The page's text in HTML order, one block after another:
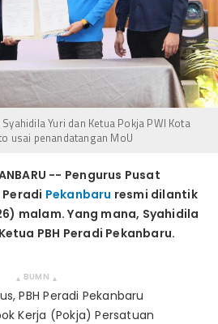
Yuri dan Ketua Pokja PWI Kota
usai penandatangan MoU
-- Pengurus Pusat
Peradi Pekanbaru resmi dilantik
malam. Yang mana, Syahidila
PBH Peradi Pekanbaru.
▴ BUMN ▴
PBH Peradi Pekanbaru
Kerja (Pokja) Persatuan